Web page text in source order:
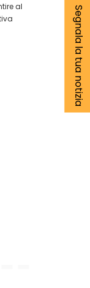
al
Segnala la tua notizia